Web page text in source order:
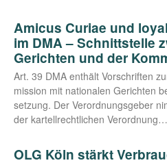
Amicus Curiae und
im DMA – Schnittstelle
Gerichten und der
Art. 39 DMA ent­hält Vor­schrif­ten
mis­si­on mit natio­na­len Gerich­ten
set­zung. Der Ver­ord­nungs­ge­ber
der kar­tell­recht­li­chen Verordnung…
OLG Köln stärkt